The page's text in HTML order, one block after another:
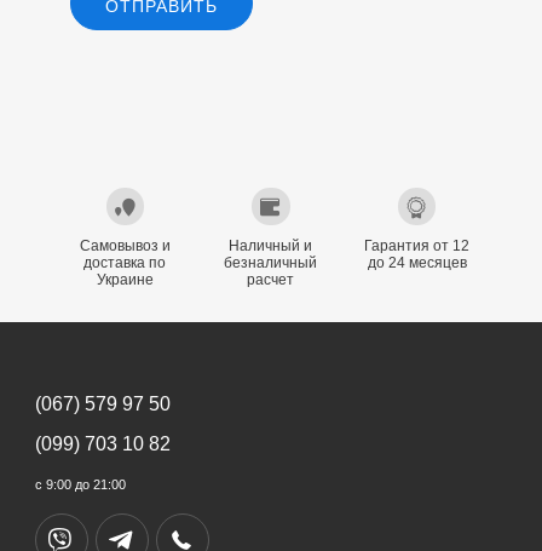
ОТПРАВИТЬ
Самовывоз и
доставка по
Украине
Наличный и
безналичный
расчет
Гарантия от 12
до 24 месяцев
(067) 579 97 50
(099) 703 10 82
с 9:00 до 21:00